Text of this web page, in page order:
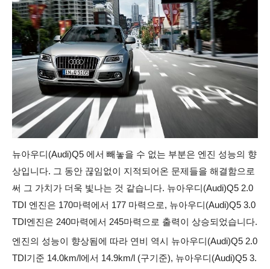
뉴아우디(Audi)Q5 에서 빼놓을 수 없는 부분은 엔진 성능의 향
상입니다. 그 동안 끊임없이 지적되어온 문제들을 해결함으로
써 그 가치가 더욱 빛나는 것 같습니다. 뉴아우디(Audi)Q5 2.0
TDI 엔진은 170마력에서 177 마력으로, 뉴아우디(Audi)Q5 3.0
TDI엔진은 240마력에서 245마력으로 출력이 상승되었습니다.
엔진의 성능이 향상됨에 따라 연비 역시 뉴아우디(Audi)Q5 2.0
TDI기준 14.0km/l에서 14.9km/l (구기준), 뉴아우디(Audi)Q5 3.